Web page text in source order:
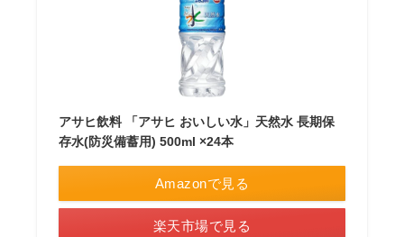
アサヒ飲料 「アサヒ おいしい水」天然水 長期保
存水(防災備蓄用) 500ml ×24本
Amazonで見る
楽天市場で見る